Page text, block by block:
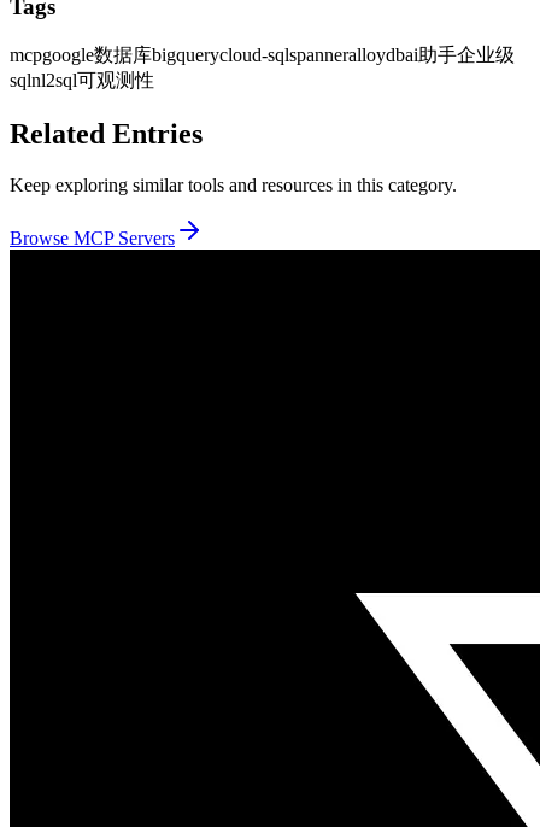
Tags
mcpgoogle数据库bigquerycloud-sqlspanneralloydbai助手企业级
sqlnl2sql可观测性
Related Entries
Keep exploring similar tools and resources in this category.
Browse MCP Servers